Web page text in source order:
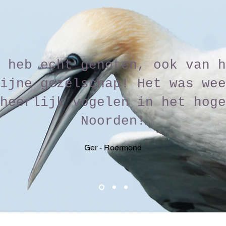
echt genoten, ook van
gezelschap! Het was
heerlijk vogelen in het hoge
Noorden!
Ger - Roermond